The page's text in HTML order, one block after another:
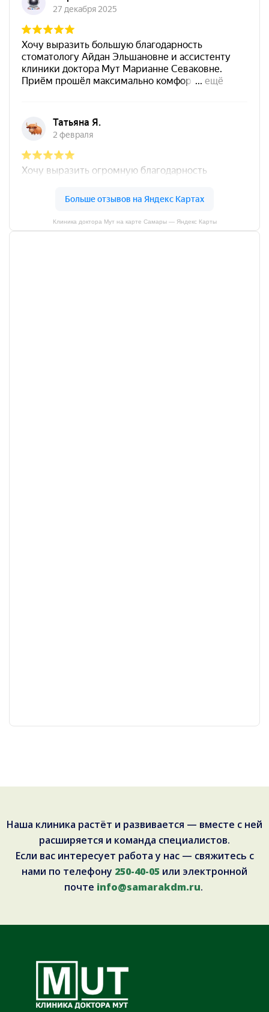
Клиника доктора Мут на карте Самары — Яндекс Карты
Наша клиника растёт и развивается — вместе с ней
расширяется и команда специалистов.
Если вас интересует работа у нас — свяжитесь с
нами по телефону 250-40-05 или электронной
почте info@samarakdm.ru.